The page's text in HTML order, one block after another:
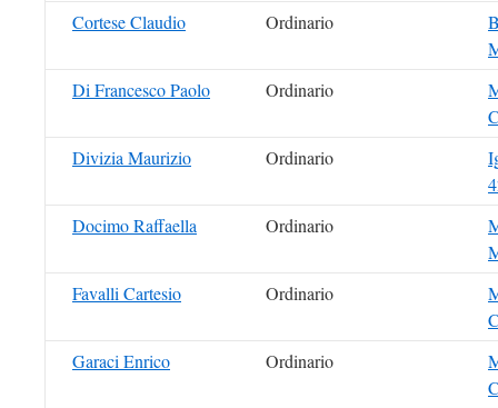
Cortese Claudio
Ordinario
Di Francesco Paolo
Ordinario
Divizia Maurizio
Ordinario
Docimo Raffaella
Ordinario
Favalli Cartesio
Ordinario
Garaci Enrico
Ordinario